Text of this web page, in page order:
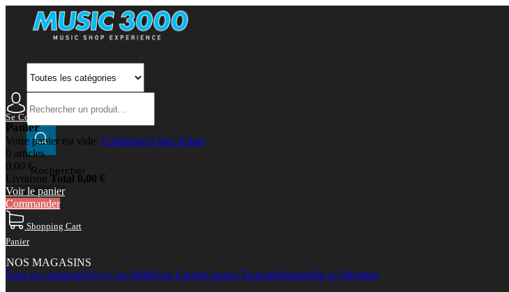
Rechercher
Se Connecter Mon Compte
Panier
Votre panier est vide. Commencer mes achats
0 articles
0,00 €
Livraison Total 0,00 €
Voir le panier
Commander
Shopping Cart
Panier
NOS MAGASINS
Tous les magasinsNice Cap 3000Nice CentreCannes TourradesMarseille la Valentine